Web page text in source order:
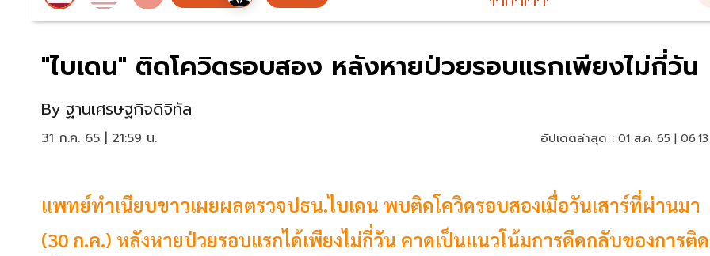
"ไบเดน" ติดโควิดรอบสอง หลังหายป่วยรอบแรกเพียงไม่กี่วัน
By ฐานเศรษฐกิจดิจิทัล
31 ก.ค. 65 | 21:59 น. อัปเดตล่าสุด : 01 ส.ค. 65 |
แพทย์ทำเนียบขาวเผยผลตรวจปธน.ไบเดน พบติดโควิดรอบสองเมื่อวันเสาร์ที่ผ่านมา
(30 ก.ค.) หลังหายป่วยรอบแรกได้เพียงไม่กี่วัน คาดเป็นแนวโน้มการดีดกลับของการติด